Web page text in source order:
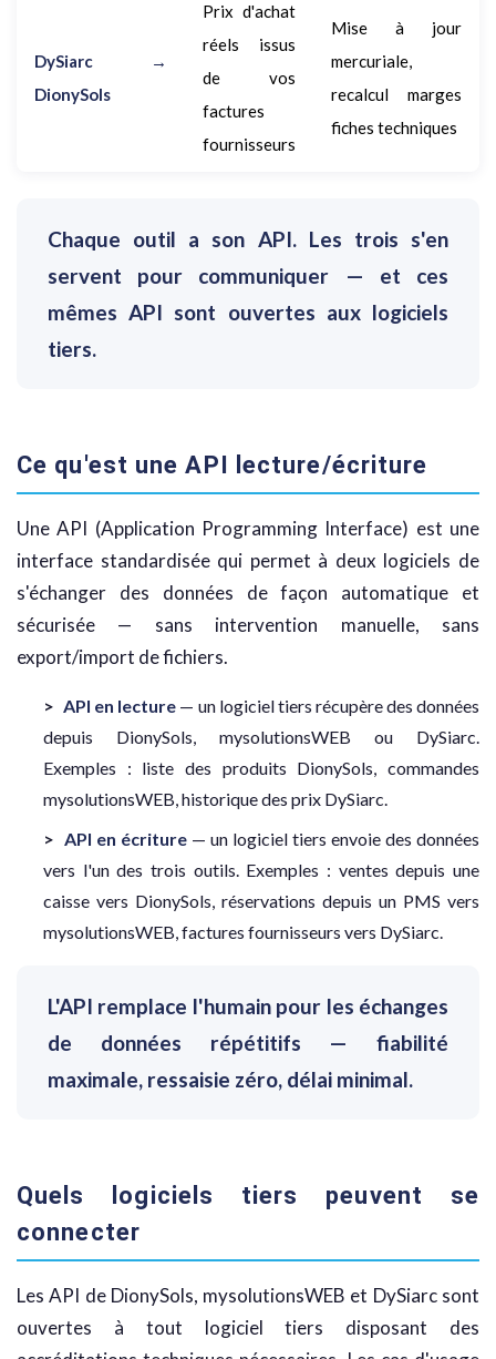
DySiarc →
DionySols
Prix d'achat
réels issus
de vos
factures
fournisseurs
Mise à jour
mercuriale,
recalcul marges
fiches techniques
Chaque outil a son API. Les trois s'en
servent pour communiquer — et ces
mêmes API sont ouvertes aux logiciels
tiers.
Ce qu'est une API lecture/écriture
Une API (Application Programming Interface) est une
interface standardisée qui permet à deux logiciels de
s'échanger des données de façon automatique et
sécurisée — sans intervention manuelle, sans
export/import de fichiers.
API en lecture — un logiciel tiers récupère des données
depuis DionySols, mysolutionsWEB ou DySiarc.
Exemples : liste des produits DionySols, commandes
mysolutionsWEB, historique des prix DySiarc.
API en écriture — un logiciel tiers envoie des données
vers l'un des trois outils. Exemples : ventes depuis une
caisse vers DionySols, réservations depuis un PMS vers
mysolutionsWEB, factures fournisseurs vers DySiarc.
L'API remplace l'humain pour les échanges
de données répétitifs — fiabilité
maximale, ressaisie zéro, délai minimal.
Quels logiciels tiers peuvent se
connecter
Les API de DionySols, mysolutionsWEB et DySiarc sont
ouvertes à tout logiciel tiers disposant des